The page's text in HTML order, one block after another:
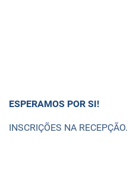
ESPERAMOS POR SI!
INSCRIÇÕES NA RECEPÇÃO.